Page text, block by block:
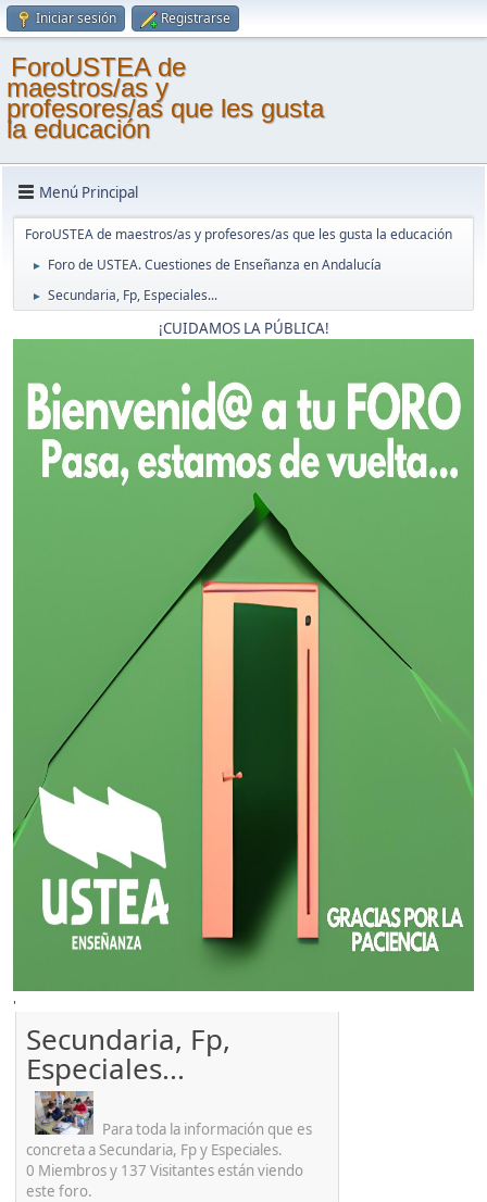
Iniciar sesión Registrarse
ForoUSTEA de
maestros/as y
profesores/as que les gusta
la educación
Menú Principal
ForoUSTEA de maestros/as y profesores/as que les gusta la educación
► Foro de USTEA. Cuestiones de Enseñanza en Andalucía
► Secundaria, Fp, Especiales...
¡CUIDAMOS LA PÚBLICA!
'
Secundaria, Fp,
Especiales...
Para toda la información que es
concreta a Secundaria, Fp y Especiales.
0 Miembros y 137 Visitantes están viendo
este foro.